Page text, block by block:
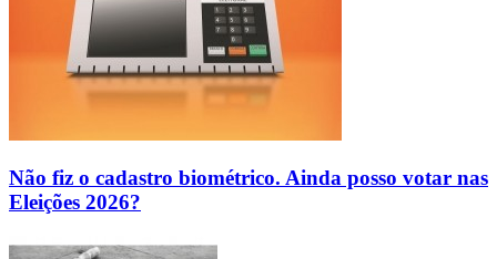
Não fiz o cadastro biométrico. Ainda posso votar nas
Eleições 2026?